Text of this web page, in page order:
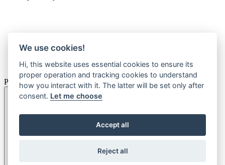
Porównanie
We use cookies!
Hi, this website uses essential cookies to ensure its
proper operation and tracking cookies to understand
how you interact with it. The latter will be set only after
consent. Let me choose
Accept all
Reject all